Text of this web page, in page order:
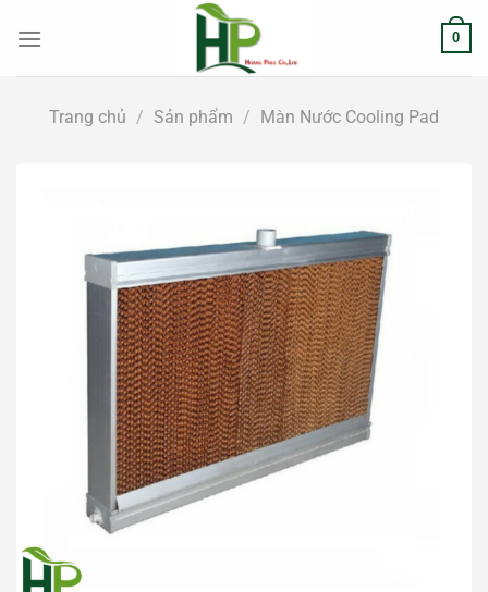
đến
0
Trang chủ / Sản phẩm / Màn Nước Cooling Pad